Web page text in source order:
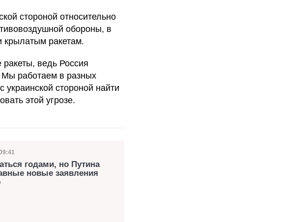
стороной относительно
обороны, в
крылатым ракетам.
ведь Россия
Мы работаем в разных
стороной найти
этой угрозе.
годами, но Путина
новые заявления